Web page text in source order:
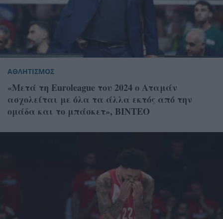
ΑΘΛΗΤΙΣΜΟΣ
«Μετά τη Euroleague του 2024 ο Αταμάν
ασχολείται με όλα τα άλλα εκτός από την
ομάδα και το μπάσκετ», ΒΙΝΤΕΟ